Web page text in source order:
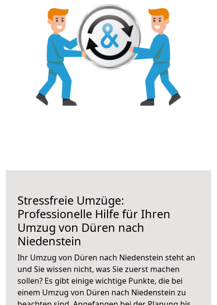
Stressfreie Umzüge:
Professionelle Hilfe für Ihren
Umzug von Düren nach
Niedenstein
Ihr Umzug von Düren nach Niedenstein steht an
und Sie wissen nicht, was Sie zuerst machen
sollen? Es gibt einige wichtige Punkte, die bei
einem Umzug von Düren nach Niedenstein zu